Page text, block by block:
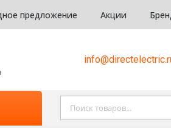
предложение Акции